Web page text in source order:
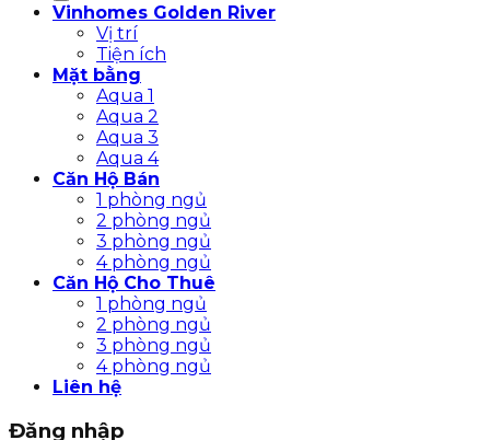
Vinhomes Golden River
Vị trí
Tiện ích
Mặt bằng
Aqua 1
Aqua 2
Aqua 3
Aqua 4
Căn Hộ Bán
1 phòng ngủ
2 phòng ngủ
3 phòng ngủ
4 phòng ngủ
Căn Hộ Cho Thuê
1 phòng ngủ
2 phòng ngủ
3 phòng ngủ
4 phòng ngủ
Liên hệ
Đăng nhập